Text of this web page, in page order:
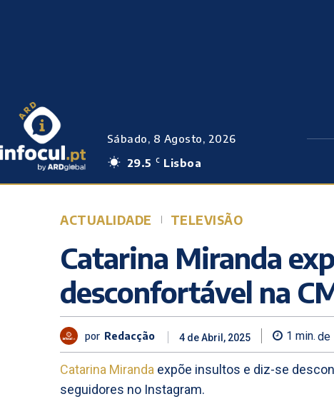
Sábado, 8 Agosto, 2026
29.5
C Lisboa
ACTUALIDADE TELEVISÃO
Catarina Miranda
desconfortável na
por Redacção 4 de Abril, 2025 1 min. de
Catarina Miranda expõe insultos e diz-se
seguidores no Instagram.